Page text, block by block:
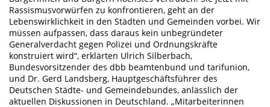
Rassismusvorwürfen zu konfrontieren, geht an der
Lebenswirklichkeit in den Städten und Gemeinden vorbei. Wir
müssen aufpassen, dass daraus kein unbegründeter
Generalverdacht gegen Polizei und Ordnungskräfte
konstruiert wird“, erklärten Ulrich Silberbach,
Bundesvorsitzender des dbb beamtenbund und tarifunion,
und Dr. Gerd Landsberg, Hauptgeschäftsführer des
Deutschen Städte- und Gemeindebundes, anlässlich der
aktuellen Diskussionen in Deutschland. „Mitarbeiterinnen